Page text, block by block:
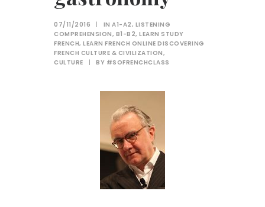
07/11/2016 | IN A1-A2, LISTENING
COMPREHENSION, B1-B2, LEARN STUDY
FRENCH, LEARN FRENCH ONLINE DISCOVERING
FRENCH CULTURE & CIVILIZATION,
CULTURE
| BY #SOFRENCHCLASS